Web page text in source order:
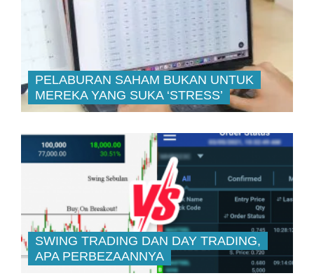
PELABURAN SAHAM BUKAN UNTUK
MEREKA YANG SUKA ‘STRESS’
SWING TRADING DAN DAY TRADING,
APA PERBEZAANNYA